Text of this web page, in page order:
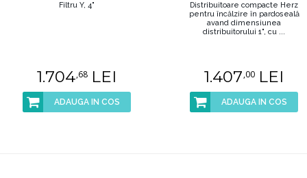
Filtru Y, 4"
1.704,68LEI
ADAUGA IN COS
Distribuitoare compacte Herz
pentru încălzire în pardoseală
avand dimensiunea
distribuitorului 1", cu ...
1.407,00LEI
ADAUGA IN COS